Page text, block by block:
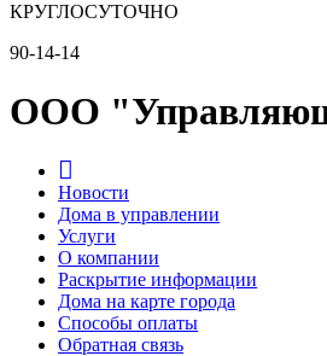
КРУГЛОСУТОЧНО
90-14-14
ООО
Новости
Дома в управлении
Услуги
О компании
Раскрытие информации
Дома на карте города
Способы оплаты
Обратная связь